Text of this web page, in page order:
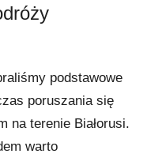
podstawowe
poruszania się
na terenie Białorusi.
warto